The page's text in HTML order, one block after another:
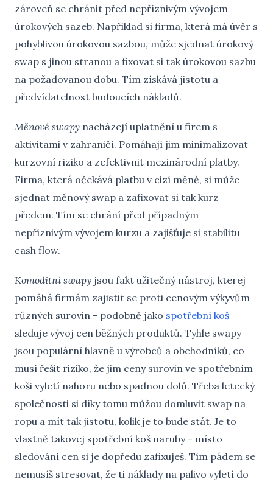
zároveň se chránit před nepříznivým vývojem
úrokových sazeb. Například si firma, která má úvěr s
pohyblivou úrokovou sazbou, může sjednat úrokový
swap s jinou stranou a fixovat si tak úrokovou sazbu
na požadovanou dobu. Tím získává jistotu a
předvídatelnost budoucích nákladů.
Měnové swapy nacházejí uplatnění u firem s
aktivitami v zahraničí. Pomáhají jim minimalizovat
kurzovní riziko a zefektivnit mezinárodní platby.
Firma, která očekává platbu v cizí měně, si může
sjednat měnový swap a zafixovat si tak kurz
předem. Tím se chrání před případným
nepříznivým vývojem kurzu a zajišťuje si stabilitu
cash flow.
Komoditní swapy jsou fakt užitečný nástroj, kterej
pomáhá firmám zajistit se proti cenovým výkyvům
různých surovin - podobně jako spotřební koš
sleduje vývoj cen běžných produktů. Tyhle swapy
jsou populární hlavně u výrobců a obchodníků, co
musí řešit riziko, že jim ceny surovin ve spotřebním
koši vyletí nahoru nebo spadnou dolů. Třeba letecký
společnosti si díky tomu můžou domluvit swap na
ropu a mít tak jistotu, kolik je to bude stát. Je to
vlastně takovej spotřební koš naruby - místo
sledování cen si je dopředu zafixuješ. Tím pádem se
nemusíš stresovat, že ti náklady na palivo vyletí do